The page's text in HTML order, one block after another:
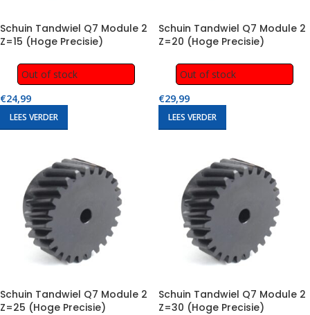
Schuin Tandwiel Q7 Module 2
Z=15 (Hoge Precisie)
Out of stock
€24,99
LEES VERDER
Schuin Tandwiel Q7 Module 2
Z=20 (Hoge Precisie)
Out of stock
€29,99
LEES VERDER
Schuin Tandwiel Q7 Module 2
Z=25 (Hoge Precisie)
Schuin Tandwiel Q7 Module 2
Z=30 (Hoge Precisie)